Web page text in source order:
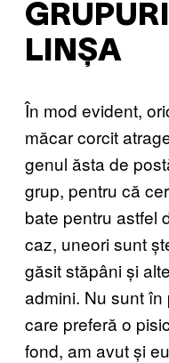
LINȘA
În mod evident,
măcar corcit
genul ăsta de
grup, pentru că
bate pentru astfel
caz, uneori sunt
găsit stăpâni și
admini. Nu sunt
care preferă o
fond, am avut și